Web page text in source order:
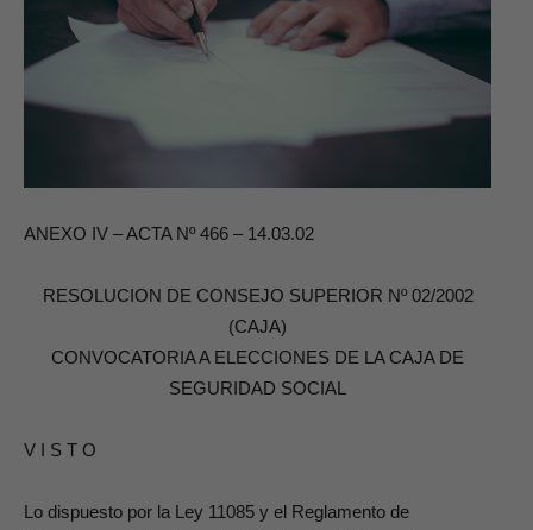
ANEXO IV – ACTA Nº 466 – 14.03.02
RESOLUCION DE CONSEJO SUPERIOR Nº 02/2002
(CAJA)
CONVOCATORIA A ELECCIONES DE LA CAJA DE
SEGURIDAD SOCIAL
V I S T O
Lo dispuesto por la Ley 11085 y el Reglamento de